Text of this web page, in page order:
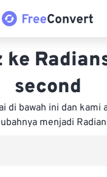
ke
second
di bawah ini dan kami
menjadi